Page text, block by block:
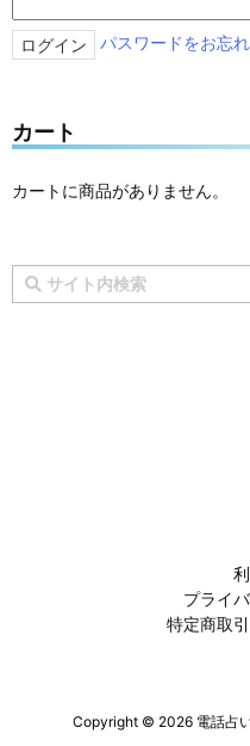
パスワードをお忘
カート
カートに商品がありません。
プライ
特定商取
Copyright © 2026 電話占